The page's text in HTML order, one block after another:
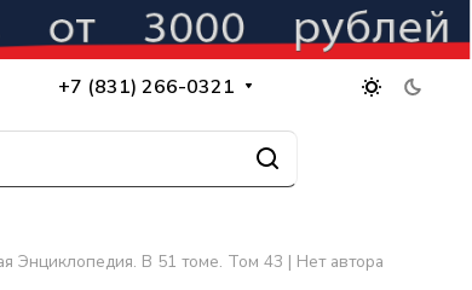
+7 (831) 266-0321
Энциклопедия. В 51 томе. Том 43 | Нет автора